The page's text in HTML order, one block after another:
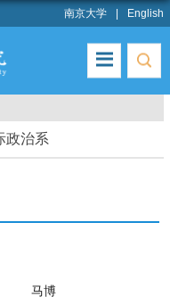
南京大学 English
政治系
马博